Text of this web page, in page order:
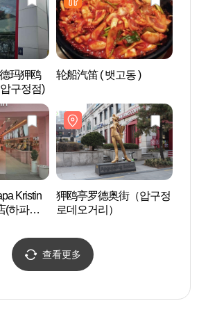
玛狎鸥
구정점)
轮船汽笛 ( 뱃고동 )
Kristin
(하파크
狎鸥亭罗德奥街（압구정
로데오거리）
查看更多